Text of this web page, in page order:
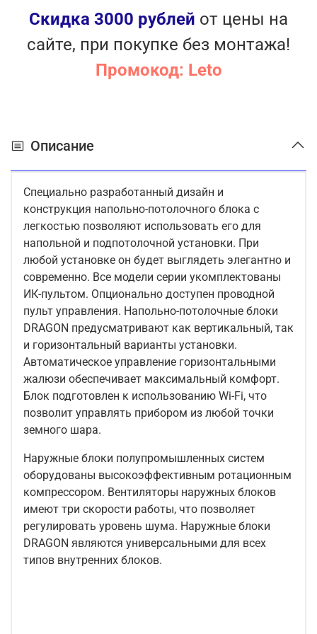
Скидка 3000 рублей от цены на
сайте, при покупке без монтажа!
Промокод: Leto
Описание
Специально разработанный дизайн и
конструкция напольно-потолочного блока с
легкостью позволяют использовать его для
напольной и подпотолочной установки. При
любой установке он будет выглядеть элегантно и
современно. Все модели серии укомплектованы
ИК-пультом. Опционально доступен проводной
пульт управления. Напольно-потолочные блоки
DRAGON предусматривают как вертикальный, так
и горизонтальный варианты установки.
Автоматическое управление горизонтальными
жалюзи обеспечивает максимальный комфорт.
Блок подготовлен к использованию Wi-Fi, что
позволит управлять прибором из любой точки
земного шара.
Наружные блоки полупромышленных систем
оборудованы высокоэффективным ротационным
компрессором. Вентиляторы наружных блоков
имеют три скорости работы, что позволяет
регулировать уровень шума. Наружные блоки
DRAGON являются универсальными для всех
типов внутренних блоков.